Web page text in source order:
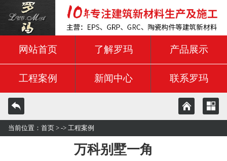
网站首页 了解罗玛 产品展示
工程案例 新闻中心 联系罗玛
当前位置： 首页 > -> 工程案例
万科别墅一角